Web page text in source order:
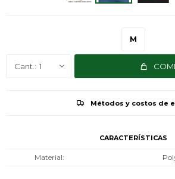
M
1
Métodos y costos de
CARACTERÍSTICAS
Material